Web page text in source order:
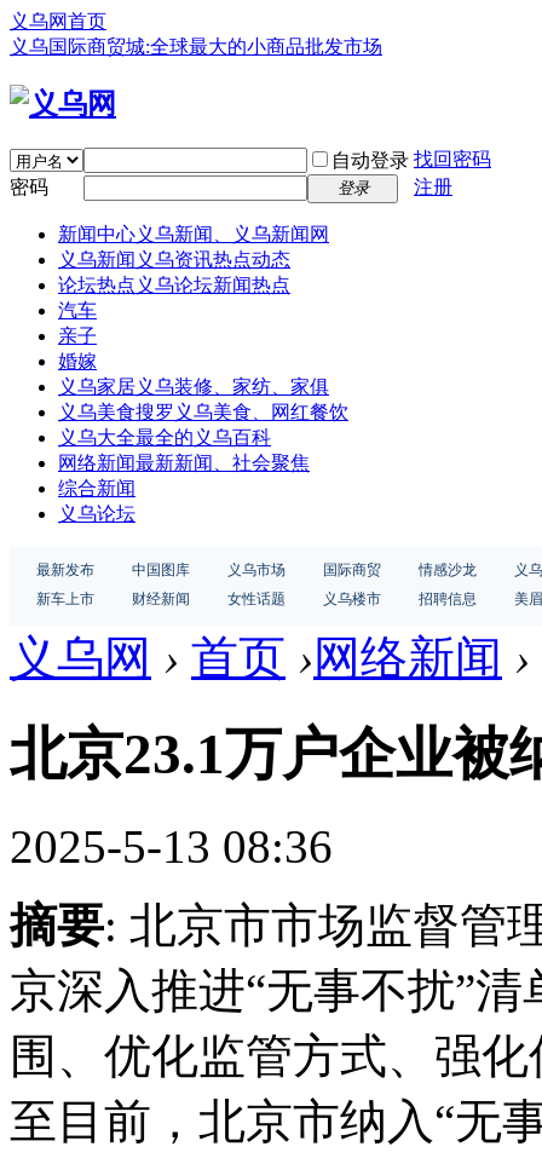
义乌网首页
义乌国际商贸城:全球最大的小商品批发市场
自动登录 找回密码
密码
登录 注册
新闻中心义乌新闻、义乌新闻网
义乌新闻 义乌资讯热点动态
论坛热点 义乌论坛新闻热点
汽车
亲子
婚嫁
义乌家居义乌装修、家纺、家俱
义乌美食搜罗义乌美食、网红餐饮
义乌大全最全的义乌百科
网络新闻最新新闻、社会聚焦
综合新闻
义乌论坛
最新发布 中国图库 义乌市场 国际商贸 情感沙龙
义
新车上市
财经新闻 女性话题 义乌楼市 招聘信息 美
义乌网 › 首页 ›网络新闻 ›
北京23.1万户企业被
2025-5-13 08:36
摘要: 北京市市场监督管
京深入推进“无事不扰”
围、优化监管方式、强
至目前，北京市纳入“无